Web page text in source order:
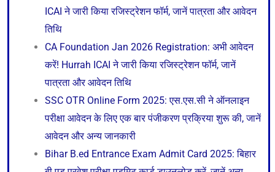
ICAI ने जारी किया रजिस्ट्रेशन फॉर्म, जानें पात्रता और आवेदन
तिथि
CA Foundation Jan 2026 Registration: अभी आवेदन
करें! Hurrah ICAI ने जारी किया रजिस्ट्रेशन फॉर्म, जानें
पात्रता और आवेदन तिथि
SSC OTR Online Form 2025: एस.एस.सी ने ऑनलाइन
परीक्षा आवेदन के लिए एक बार पंजीकरण प्रक्रिया शुरू की, जानें
आवेदन और अन्य जानकारी
Bihar B.ed Entrance Exam Admit Card 2025: बिहार